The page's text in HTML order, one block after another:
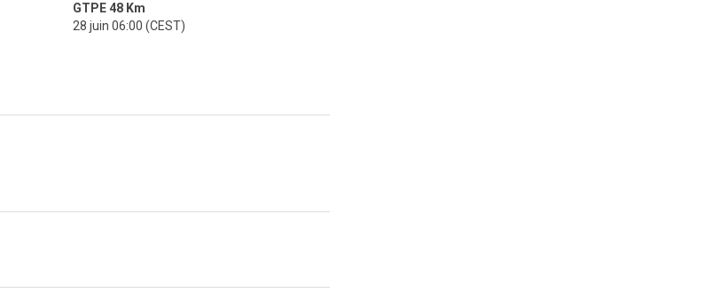
GTPE 48 Km
28 juin 06:00 (CEST)